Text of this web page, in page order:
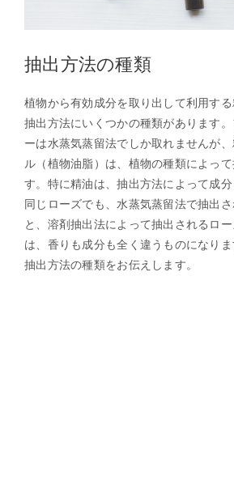
抽出方法の種類
植物から有効成分を取り出して利用す
抽出方法にいくつかの種類があります
ーは水蒸気蒸留法でしか取れませんが、
ル（植物油脂）は、植物の種類によっ
す。特に精油は、抽出方法によって成分
同じローズでも、水蒸気蒸留法で抽出
と、溶剤抽出法によって抽出されるロ
は、香りも成分も全く違うものになり
抽出方法の種類をお伝えします。